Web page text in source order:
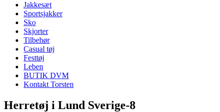
Jakkesæt
Sportsjakker
Sko
Skjorter
Tilbehør
Casual tøj
Festtøj
Leben
BUTIK DVM
Kontakt Torsten
Herretøj i Lund Sverige-8